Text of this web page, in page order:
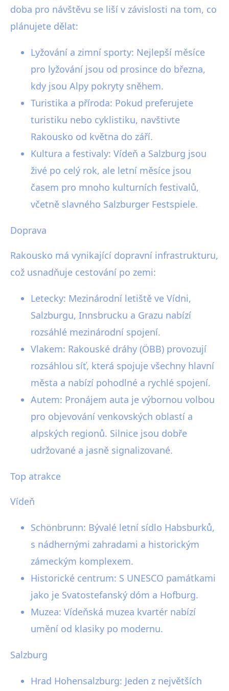
doba pro návštěvu se liší v závislosti na tom, co
plánujete dělat:
Lyžování a zimní sporty: Nejlepší měsíce
pro lyžování jsou od prosince do března,
kdy jsou Alpy pokryty sněhem.
Turistika a příroda: Pokud preferujete
turistiku nebo cyklistiku, navštivte
Rakousko od května do září.
Kultura a festivaly: Vídeň a Salzburg jsou
živé po celý rok, ale letní měsíce jsou
časem pro mnoho kulturních festivalů,
včetně slavného Salzburger Festspiele.
Doprava
Rakousko má vynikající dopravní infrastrukturu,
což usnadňuje cestování po zemi:
Letecky: Mezinárodní letiště ve Vídni,
Salzburgu, Innsbrucku a Grazu nabízí
rozsáhlé mezinárodní spojení.
Vlakem: Rakouské dráhy (ÖBB) provozují
rozsáhlou síť, která spojuje všechny hlavní
města a nabízí pohodlné a rychlé spojení.
Autem: Pronájem auta je výbornou volbou
pro objevování venkovských oblastí a
alpských regionů. Silnice jsou dobře
udržované a jasně signalizované.
Top atrakce
Vídeň
Schönbrunn: Bývalé letní sídlo Habsburků,
s nádhernými zahradami a historickým
zámeckým komplexem.
Historické centrum: S UNESCO památkami
jako je Svatostefanský dóm a Hofburg.
Muzea: Vídeňská muzea kvartér nabízí
umění od klasiky po modernu.
Salzburg
Hrad Hohensalzburg: Jeden z největších